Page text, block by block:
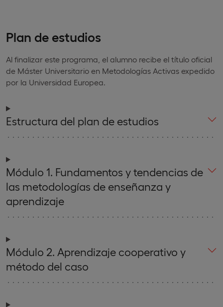
Plan de estudios
Al finalizar este programa, el alumno recibe el título oficial
de Máster Universitario en Metodologías Activas expedido
por la Universidad Europea.
Estructura del plan de estudios
Módulo 1. Fundamentos y tendencias de
las metodologías de enseñanza y
aprendizaje
Módulo 2. Aprendizaje cooperativo y
método del caso